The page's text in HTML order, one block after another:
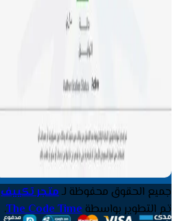
جميع الحقوق محفوظة لـمتجر تكييف
تم التطوير بواسطةThe Code Time
.